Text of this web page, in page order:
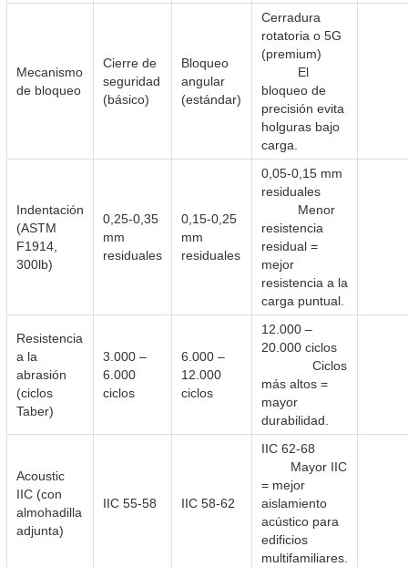
Mecanismo
de bloqueo
Cierre de
seguridad
(básico)
Bloqueo
angular
(estándar)
Cerradura
rotatoria o 5G
(premium)
El
bloqueo de
precisión evita
holguras bajo
carga.
Indentación
(ASTM
F1914,
300lb)
0,25-0,35
mm
residuales
0,15-0,25
mm
residuales
0,05-0,15 mm
residuales
Menor
resistencia
residual =
mejor
resistencia a la
carga puntual.
Resistencia
a la
abrasión
(ciclos
Taber)
3.000 –
6.000
ciclos
6.000 –
12.000
ciclos
12.000 –
20.000 ciclos
Ciclos
más altos =
mayor
durabilidad.
Acoustic
IIC (con
almohadilla
adjunta)
IIC 55-58 IIC 58-62
IIC 62-68
Mayor IIC
= mejor
aislamiento
acústico para
edificios
multifamiliares.